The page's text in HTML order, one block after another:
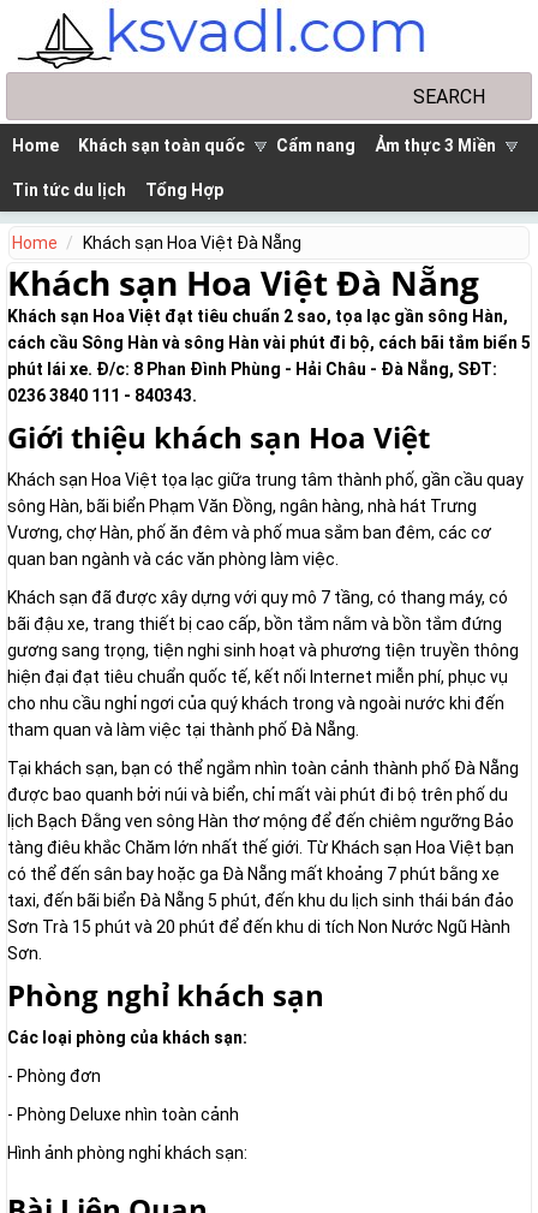
Skip to main content
Home Khách sạn toàn quốc Cẩm nang Ảm thực 3 Miền
Tin tức du lịch Tổng Hợp
Home Khách sạn Hoa Việt Đà Nẵng
Khách sạn Hoa Việt Đà Nẵng
Khách sạn Hoa Việt đạt tiêu chuẩn 2 sao, tọa lạc gần sông Hàn,
cách cầu Sông Hàn và sông Hàn vài phút đi bộ, cách bãi tắm biển 5
phút lái xe. Đ/c: 8 Phan Đình Phùng - Hải Châu - Đà Nẵng, SĐT:
0236 3840 111 - 840343.
Giới thiệu khách sạn Hoa Việt
Khách sạn Hoa Việt tọa lạc giữa trung tâm thành phố, gần cầu quay
sông Hàn, bãi biển Phạm Văn Đồng, ngân hàng, nhà hát Trưng
Vương, chợ Hàn, phố ăn đêm và phố mua sắm ban đêm, các cơ
quan ban ngành và các văn phòng làm việc.
Khách sạn đã được xây dựng với quy mô 7 tầng, có thang máy, có
bãi đậu xe, trang thiết bị cao cấp, bồn tắm nằm và bồn tắm đứng
gương sang trọng, tiện nghi sinh hoạt và phương tiện truyền thông
hiện đại đạt tiêu chuẩn quốc tế, kết nối Internet miễn phí, phục vụ
cho nhu cầu nghỉ ngơi của quý khách trong và ngoài nước khi đến
tham quan và làm việc tại thành phố Đà Nẵng.
Tại khách sạn, bạn có thể ngắm nhìn toàn cảnh thành phố Đà Nẵng
được bao quanh bởi núi và biển, chỉ mất vài phút đi bộ trên phố du
lịch Bạch Đằng ven sông Hàn thơ mộng để đến chiêm ngưỡng Bảo
tàng điêu khắc Chăm lớn nhất thế giới. Từ Khách sạn Hoa Việt bạn
có thể đến sân bay hoặc ga Đà Nẵng mất khoảng 7 phút bằng xe
taxi, đến bãi biển Đà Nẵng 5 phút, đến khu du lịch sinh thái bán đảo
Sơn Trà 15 phút và 20 phút để đến khu di tích Non Nước Ngũ Hành
Sơn.
Phòng nghỉ khách sạn
Các loại phòng của khách sạn:
- Phòng đơn
- Phòng Deluxe nhìn toàn cảnh
Hình ảnh phòng nghỉ khách sạn: